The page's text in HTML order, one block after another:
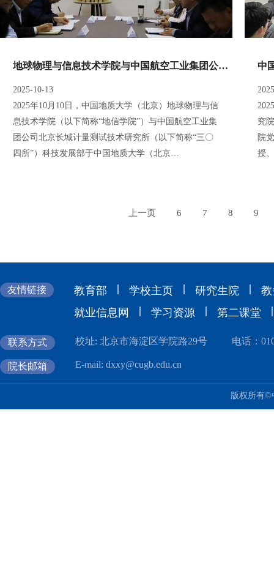
地球物理与信息技术学院与中国航空工业集团公司北京长城计量测试技术研究所科技发展部签署合作备忘录
2025-10-13
2025年10月10日，中国地质大学（北京）地球物理与信
息技术学院（以下简称“地信学院”）与中国航空工业集
团公司北京长城计量测试技术研究所（以下简称“三〇
四所”）科技发展部于中国地质大学（北京…
究
院
授
上一页 6 7 8 9
友情链接 教育部 | 学校主页 | 研究生院 |
就业信息网
| 学习资源 | 第二课堂 |
联系方式 校址: 北京市海淀区学院路29号 电话：
院长邮箱 E-mail: dxxy@cugb.edu.cn
版权所有©